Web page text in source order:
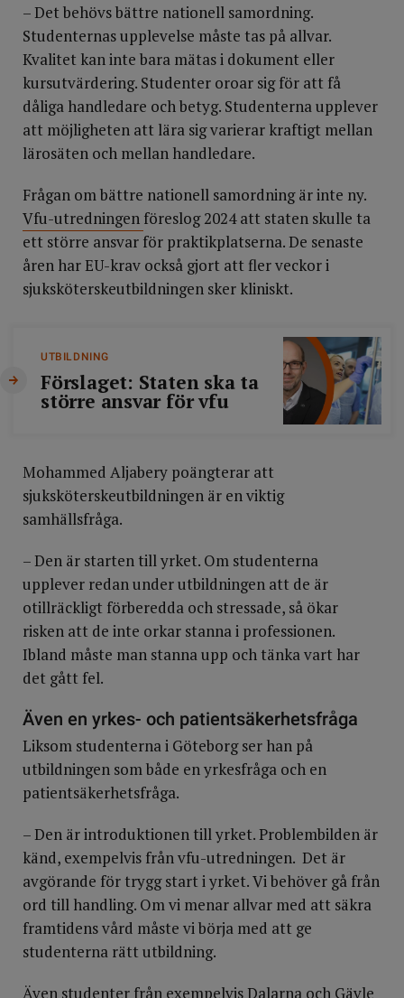
– Det behövs bättre nationell samordning.
Studenternas upplevelse måste tas på allvar.
Kvalitet kan inte bara mätas i dokument eller
kursutvärdering. Studenter oroar sig för att få
dåliga handledare och betyg. Studenterna upplever
att möjligheten att lära sig varierar kraftigt mellan
lärosäten och mellan handledare.
Frågan om bättre nationell samordning är inte ny.
Vfu-utredningen föreslog 2024 att staten skulle ta
ett större ansvar för praktikplatserna. De senaste
åren har EU-krav också gjort att fler veckor i
sjuksköterskeutbildningen sker kliniskt.
UTBILDNING
Förslaget: Staten ska ta
större ansvar för vfu
Mohammed Aljabery poängterar att
sjuksköterskeutbildningen är en viktig
samhällsfråga.
– Den är starten till yrket. Om studenterna
upplever redan under utbildningen att de är
otillräckligt förberedda och stressade, så ökar
risken att de inte orkar stanna i professionen.
Ibland måste man stanna upp och tänka vart har
det gått fel.
Även en yrkes- och patientsäkerhetsfråga
Liksom studenterna i Göteborg ser han på
utbildningen som både en yrkesfråga och en
patientsäkerhetsfråga.
– Den är introduktionen till yrket. Problembilden är
känd, exempelvis från vfu-utredningen. Det är
avgörande för trygg start i yrket. Vi behöver gå från
ord till handling. Om vi menar allvar med att säkra
framtidens vård måste vi börja med att ge
studenterna rätt utbildning.
Även studenter från exempelvis Dalarna och Gävle